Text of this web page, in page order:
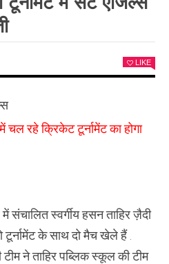
LIKE
चल रहे क्रिकेट टूर्नामेंट का होगा
संचालित स्वर्गीय हसन ताहिर ज़ैदी
के साथ दो मैच खेले हैं .
ने ताहिर पब्लिक स्कूल की टीम